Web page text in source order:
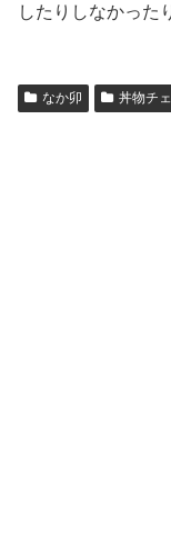
したりしなかった
なか卯 丼物チ